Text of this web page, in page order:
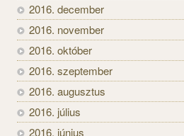
2016. december
2016. november
2016. október
2016. szeptember
2016. augusztus
2016. július
2016. június